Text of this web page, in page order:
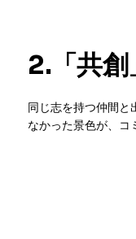
同じ志を持つ仲間と
なかった景色が、コ
2.「共創